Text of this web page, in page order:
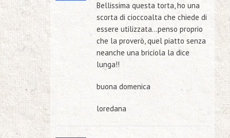
Bellissima questa torta, ho una
scorta di cioccoalta che chiede di
essere utilizzata…penso proprio
che la proverò, quel piatto senza
neanche una briciola la dice
lunga!!
buona domenica
loredana